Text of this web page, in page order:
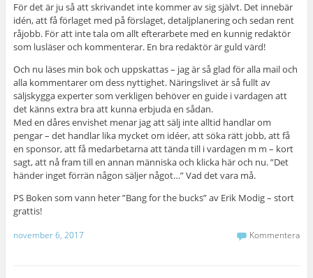
För det är ju så att skrivandet inte kommer av sig självt. Det innebär
idén, att få förlaget med på förslaget, detaljplanering och sedan rent
råjobb. För att inte tala om allt efterarbete med en kunnig redaktör
som lusläser och kommenterar. En bra redaktör är guld värd!
Och nu läses min bok och uppskattas – jag är så glad för alla mail och
alla kommentarer om dess nyttighet. Näringslivet är så fullt av
säljskygga experter som verkligen behöver en guide i vardagen att
det känns extra bra att kunna erbjuda en sådan.
Med en dåres envishet menar jag att sälj inte alltid handlar om
pengar – det handlar lika mycket om idéer, att söka rätt jobb, att få
en sponsor, att få medarbetarna att tända till i vardagen m m – kort
sagt, att nå fram till en annan människa och klicka här och nu. ”Det
händer inget förrän någon säljer något…” Vad det vara må.
PS Boken som vann heter ”Bang for the bucks” av Erik Modig – stort
grattis!
november 6, 2017 Kommentera